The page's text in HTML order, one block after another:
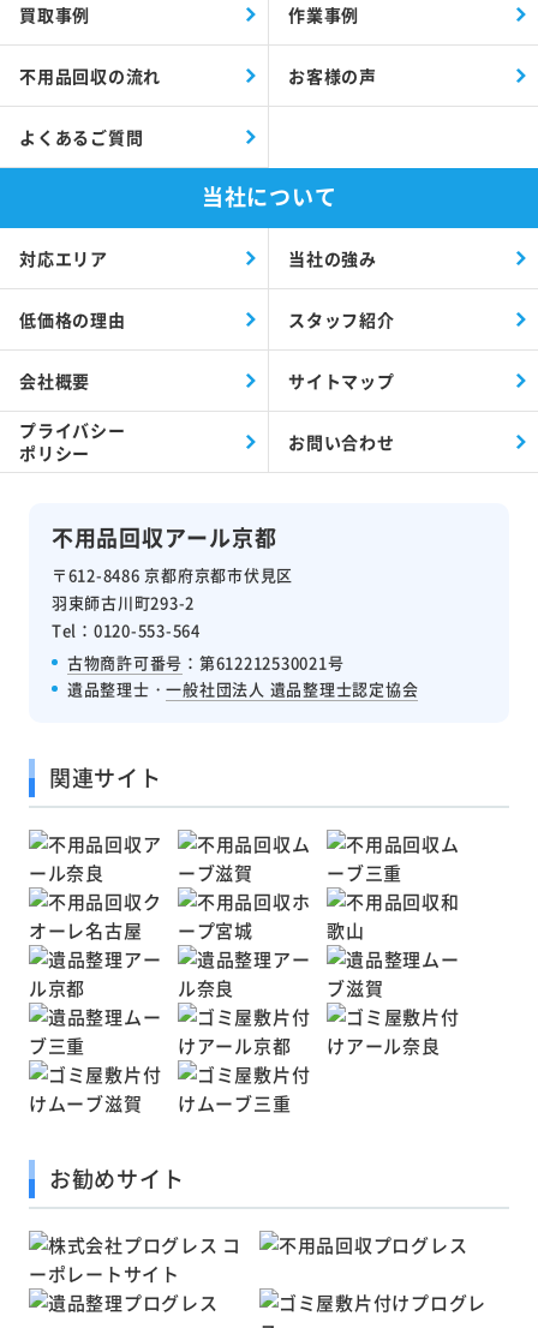
不用品回収アール京都
〒612-8486 京都府京都市伏見区
羽束師古川町293-2
Tel：0120-553-564
古物商許可番号 ：第612212530021号
遺品整理士・一般社団法人 遺品整理士認定協会
買取事例 作業事例
不用品回収の流れ お客様の声
よくあるご質問
当社について
対応エリア 当社の強み
低価格の理由 スタッフ紹介
会社概要 サイトマップ
プライバシー
ポリシー
お問い合わせ
関連サイト
お勧めサイト